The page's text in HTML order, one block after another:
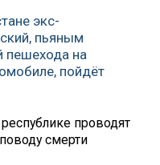
экс-
пьяным
пешехода на
пойдёт
проводят
смерти